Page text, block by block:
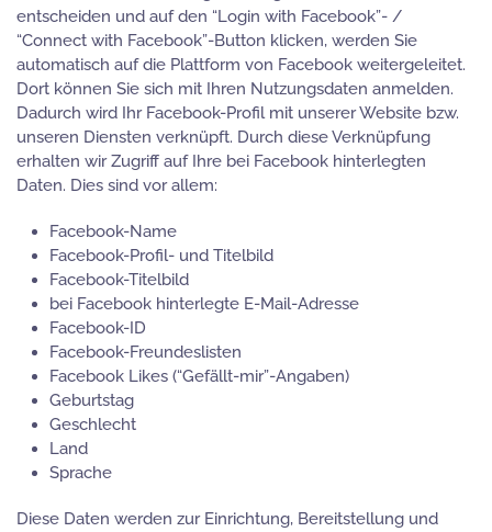
entscheiden und auf den “Login with Facebook”- /
“Connect with Facebook”-Button klicken, werden Sie
automatisch auf die Plattform von Facebook weitergeleitet.
Dort können Sie sich mit Ihren Nutzungsdaten anmelden.
Dadurch wird Ihr Facebook-Profil mit unserer Website bzw.
unseren Diensten verknüpft. Durch diese Verknüpfung
erhalten wir Zugriff auf Ihre bei Facebook hinterlegten
Daten. Dies sind vor allem:
Facebook-Name
Facebook-Profil- und Titelbild
Facebook-Titelbild
bei Facebook hinterlegte E-Mail-Adresse
Facebook-ID
Facebook-Freundeslisten
Facebook Likes (“Gefällt-mir”-Angaben)
Geburtstag
Geschlecht
Land
Sprache
Diese Daten werden zur Einrichtung, Bereitstellung und